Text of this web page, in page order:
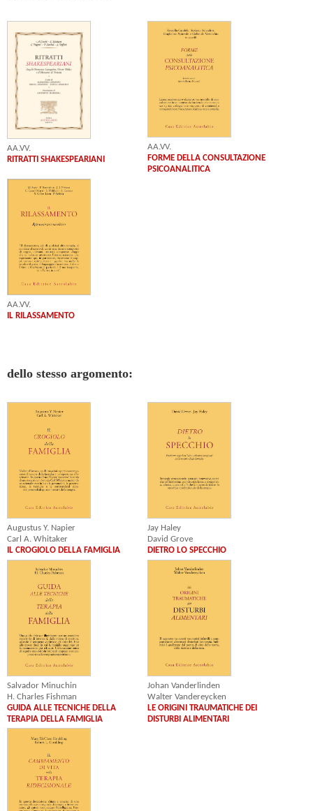
AA.VV.
RITRATTI SHAKESPEARIANI
AA.VV.
FORME DELLA CONSULTAZIONE
PSICOANALITICA
AA.VV.
IL RILASSAMENTO
dello stesso argomento:
Augustus Y. Napier
Carl A. Whitaker
IL CROGIOLO DELLA FAMIGLIA
Jay Haley
David Grove
DIETRO LO SPECCHIO
Salvador Minuchin
H. Charles Fishman
GUIDA ALLE TECNICHE DELLA
TERAPIA DELLA FAMIGLIA
Johan Vanderlinden
Walter Vandereycken
LE ORIGINI TRAUMATICHE DEI
DISTURBI ALIMENTARI